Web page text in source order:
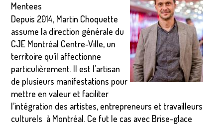
Mentees
Depuis 2014, Martin Choquette
assume la direction générale du
CJE Montréal Centre-Ville, un
territoire qu’il affectionne
particulièrement. Il est l’artisan
de plusieurs manifestations pour
mettre en valeur et faciliter
l’intégration des artistes, entrepreneurs et travailleurs
culturels à Montréal. Ce fut le cas avec Brise-glace